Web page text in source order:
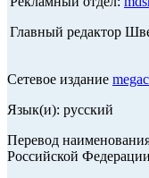
Главный редактор
Сетевое издание
Язык(и): русский
Перевод
Российской